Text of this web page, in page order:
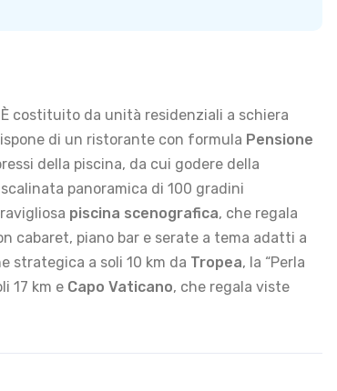
È costituito da unità residenziali a schiera
di un ristorante con formula Pensione
della piscina, da cui godere della
panoramica di 100 gradini
piscina scenografica, che regala
cabaret, piano bar e serate a tema adatti a
strategica a soli 10 km da Tropea, la “Perla
17 km e Capo Vaticano, che regala viste